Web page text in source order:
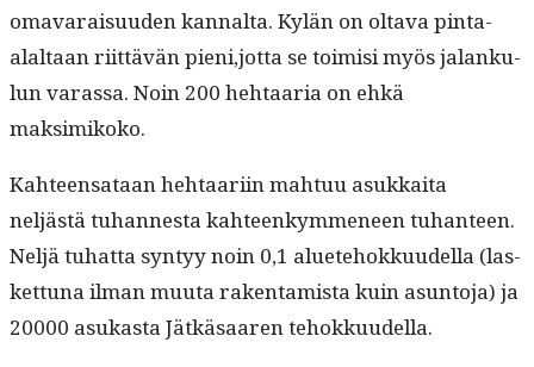
omavaraisu­u­den kannal­ta. Kylän on olta­va pin­ta-
alal­taan riit­tävän pieni,jotta se toimisi myös jalanku­
lun varas­sa. Noin 200 hehtaaria on ehkä
maksimikoko.
Kah­teen­sa­taan hehtaari­in mah­tuu asukkai­ta
neljästä tuhannes­ta kah­teenkymme­neen tuhanteen.
Neljä tuhat­ta syn­tyy noin 0,1 aluete­hokku­udel­la (las­
ket­tuna ilman muu­ta rak­en­tamista kuin asun­to­ja) ja
20000 asukas­ta Jätkäsaaren tehokkuudella.